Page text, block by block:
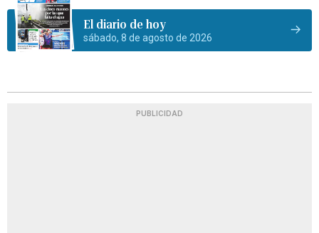
El diario de hoy
sábado, 8 de agosto de 2026
PUBLICIDAD